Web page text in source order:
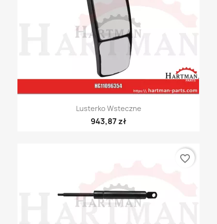
Lusterko Wsteczne
943,87 zł
favorite_border